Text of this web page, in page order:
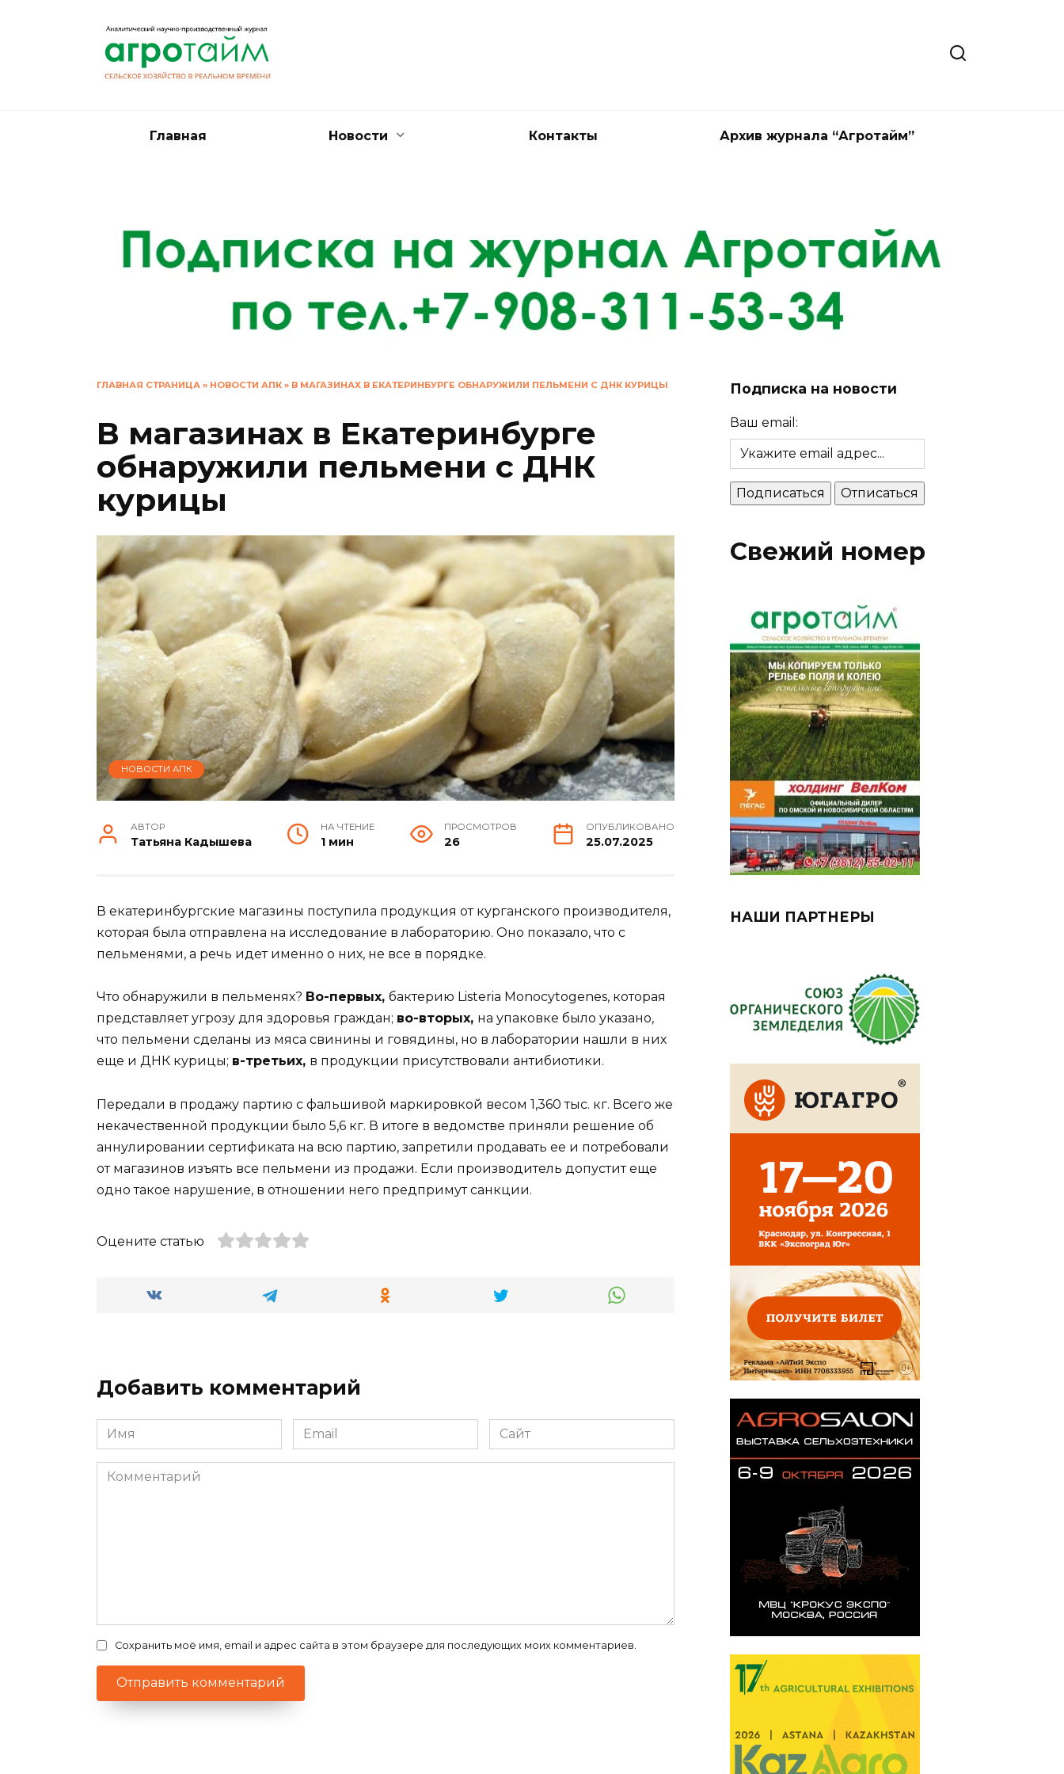
Главная Новости Контакты Архив журнала “Агротайм”
ГЛАВНАЯ СТРАНИЦА » НОВОСТИ АПК » В МАГАЗИНАХ В ЕКАТЕРИНБУРГЕ ОБНАРУЖИЛИ ПЕЛЬМЕНИ С ДНК КУРИЦЫ
В магазинах в Екатеринбурге
обнаружили пельмени с ДНК
курицы
НОВОСТИ АПК
АВТОР
Татьяна Кадышева
НА ЧТЕНИЕ
1 мин
ПРОСМОТРОВ
26
ОПУБЛИКОВАНО
25.07.2025
В екатеринбургские магазины поступила продукция от курганского производителя,
которая была отправлена на исследование в лабораторию. Оно показало, что с
пельменями, а речь идет именно о них, не все в порядке.
Что обнаружили в пельменях? Во-первых, бактерию Listeria Monocytogenes, которая
представляет угрозу для здоровья граждан; во-вторых, на упаковке было указано,
что пельмени сделаны из мяса свинины и говядины, но в лаборатории нашли в них
еще и ДНК курицы; в-третьих, в продукции присутствовали антибиотики.
Передали в продажу партию с фальшивой маркировкой весом 1,360 тыс. кг. Всего же
некачественной продукции было 5,6 кг. В итоге в ведомстве приняли решение об
аннулировании сертификата на всю партию, запретили продавать ее и потребовали
от магазинов изъять все пельмени из продажи. Если производитель допустит еще
одно такое нарушение, в отношении него предпримут санкции.
Оцените статью
Добавить комментарий
Имя
*
Email
*
Сайт
Комментарий
Сохранить моё имя, email и адрес сайта в этом браузере для последующих моих комментариев.
Подписка на новости
Ваш email:
Свежий номер
НАШИ ПАРТНЕРЫ